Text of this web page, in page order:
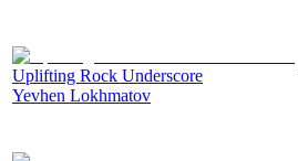
Uplifting Rock Underscore
Yevhen Lokhmatov